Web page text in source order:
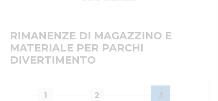
RIMANENZE DI MAGAZZINO E
MATERIALE PER PARCHI
DIVERTIMENTO
1 2 3